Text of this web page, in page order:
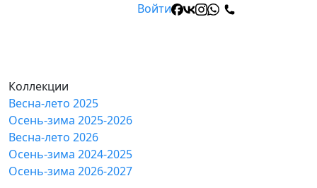
Войти
Коллекции
Весна-лето 2025
Осень-зима 2025-2026
Весна-лето 2026
Осень-зима 2024-2025
Осень-зима 2026-2027